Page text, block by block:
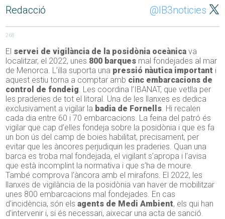
Redacció @IB3noticies
268
El servei de vigilància de la posidònia oceànica va
localitzar, el 2022, unes 800 barques mal fondejades al mar
de Menorca. L’illa suporta una pressió nàutica important i
aquest estiu torna a comptar amb cinc embarcacions de
control de fondeig. Les coordina l’IBANAT, que vetlla per
les praderies de tot el litoral. Una de les llanxes es dedica
exclusivament a vigilar la badia de Fornells. Hi recalen
cada dia entre 60 i 70 embarcacions. La feina del patró és
vigilar que cap d’elles fondeja sobre la posidònia i que es fa
un bon ús del camp de boies habilitat, precisament, per
evitar que les àncores perjudiquin les praderies. Quan una
barca es troba mal fondejada, el vigilant s’apropa i l’avisa
que està incomplint la normativa i que s’ha de moure.
També comprova l’àncora amb el mirafons. El 2022, les
llanxes de vigilància de la posidònia van haver de mobilitzar
unes 800 embarcacions mal fondejades. En cas
d’incidència, són elsagents de Medi Ambient, els qui han
d’intervenir i, si és necessari, aixecar una acta de sanció.